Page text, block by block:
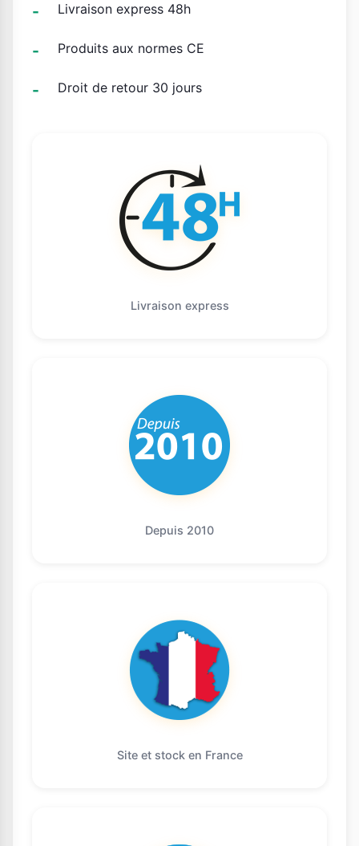
Livraison express 48h
Produits aux normes CE
Droit de retour 30 jours
Livraison express
Depuis 2010
Site et stock en France